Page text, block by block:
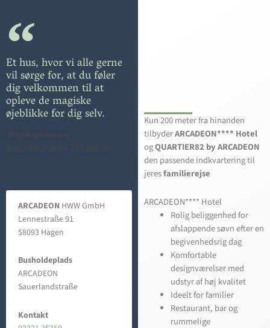
Et hus, hvor vi alle gerne
vil sørge for, at du føler
dig velkommen til at
opleve de magiske
øjeblikke for dig selv.
ARCADEON HWW GmbH
Lennestraße 91
58093 Hagen
Busholdeplads
ARCADEON
Sauerlandstraße
Kontakt
Kun 200 meter fra hinanden
tilbyderARCADEON**** Hotel
ogQUARTIER82 by ARCADEON
den passende indkvartering til
jeresfamilierejse
ARCADEON**** Hotel
Rolig beliggenhed for
afslappende søvn efter en
begivenhedsrig dag
Komfortable
designværelser med
udstyr af høj kvalitet
Ideelt for familier
Restaurant, bar og
rummelige